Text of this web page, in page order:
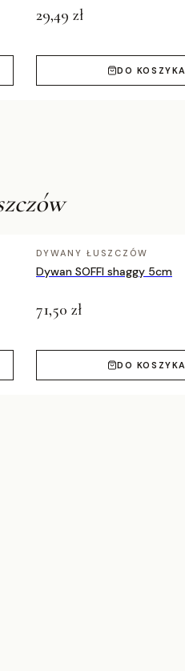
29,49 zł
DO KOSZYKA
DYWANY ŁUSZCZÓW
Dywan SOFFI shaggy 5cm
71,50 zł
DO KOSZYKA